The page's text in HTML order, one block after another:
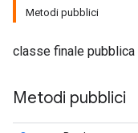
Metodi pubblici
classe finale pubblica
Metodi pubblici